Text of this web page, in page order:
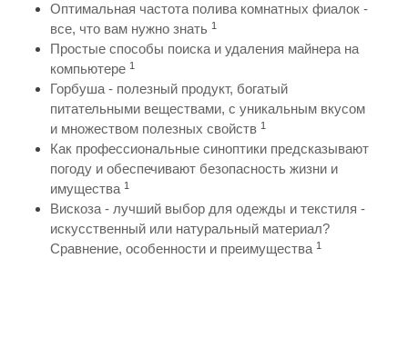
Оптимальная частота полива комнатных фиалок -
все, что вам нужно знать 1
Простые способы поиска и удаления майнера на
компьютере 1
Горбуша - полезный продукт, богатый
питательными веществами, с уникальным вкусом
и множеством полезных свойств 1
Как профессиональные синоптики предсказывают
погоду и обеспечивают безопасность жизни и
имущества 1
Вискоза - лучший выбор для одежды и текстиля -
искусственный или натуральный материал?
Сравнение, особенности и преимущества 1